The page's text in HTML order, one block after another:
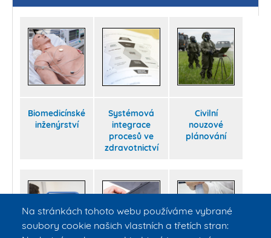
Na stránkách tohoto webu používáme vybrané
soubory cookie našich vlastních a třetích stran:
Biomedicínské
inženýrství
Systémová
integrace
procesů ve
zdravotnictví
Civilní
nouzové
plánování